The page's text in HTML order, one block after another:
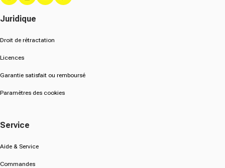
Juridique
Droit de rétractation
Licences
Garantie satisfait ou remboursé
Paramètres des cookies
Service
Aide & Service
Commandes